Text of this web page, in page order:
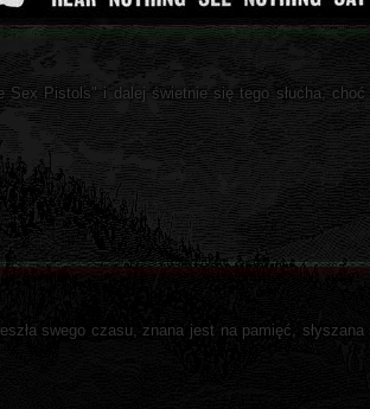
Pistols" i dalej świetnie się tego słucha,
swego czasu, znana jest na pamięć,